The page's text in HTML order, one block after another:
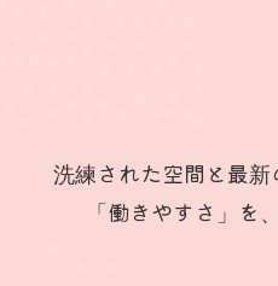
洗練された空間と最
「働きやすさ」を